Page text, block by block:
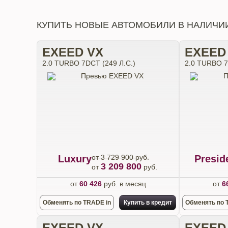
КУПИТЬ НОВЫЕ АВТОМОБИЛИ В
EXEED VX
2.0 TURBO 7DCT (249 Л.С.)
Luxuryот 3 729 900 руб.
от3 209 800 руб.
от60 426руб. в месяц
Обменять по TRADE in Купить в кредит
2.0 TURBO
от
Обменять по